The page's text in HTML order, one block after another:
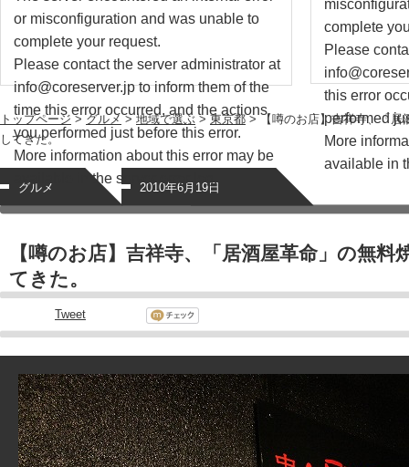
or misconfiguration and was unable to
complete your request.
Please contact the server administrator at
info@coreserver.jp to inform them of the
time this error occurred, and the actions
you performed just before this error.
More information about this error may be
available in the server error log.
complete
Please
this error
performed
More
available in
トップページ >グルメ >地域で選ぶ >東京都> 【噂のお店】吉祥寺、「居
してきた。
グルメ 2010年6月19日
【噂のお店】吉祥寺、「居酒屋革命」の無
てきた。
Tweet